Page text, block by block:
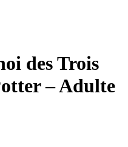
des Trois
– Adulte